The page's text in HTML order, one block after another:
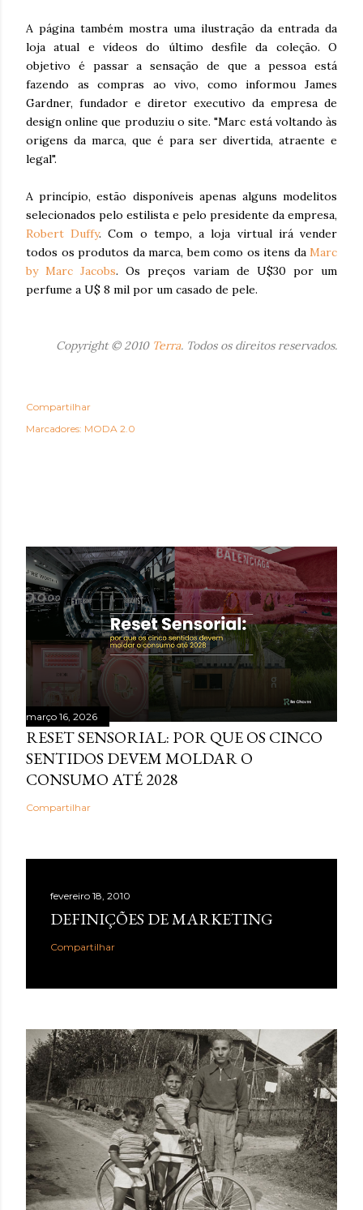
A página também mostra uma ilustração da entrada da
loja atual e vídeos do último desfile da coleção. O
objetivo é passar a sensação de que a pessoa está
fazendo as compras ao vivo, como informou James
Gardner, fundador e diretor executivo da empresa de
design online que produziu o site. "Marc está voltando às
origens da marca, que é para ser divertida, atraente e
legal".
A princípio, estão disponíveis apenas alguns modelitos
selecionados pelo estilista e pelo presidente da empresa,
Robert Duffy. Com o tempo, a loja virtual irá vender
todos os produtos da marca, bem como os itens da Marc
by Marc Jacobs. Os preços variam de U$30 por um
perfume a U$ 8 mil por um casado de pele.
Copyright © 2010 Terra. Todos os direitos reservados.
Compartilhar
Marcadores: MODA 2.0
março 16, 2026
RESET SENSORIAL: POR QUE OS CINCO
SENTIDOS DEVEM MOLDAR O
CONSUMO ATÉ 2028
Compartilhar
fevereiro 18, 2010
DEFINIÇÕES DE MARKETING
Compartilhar